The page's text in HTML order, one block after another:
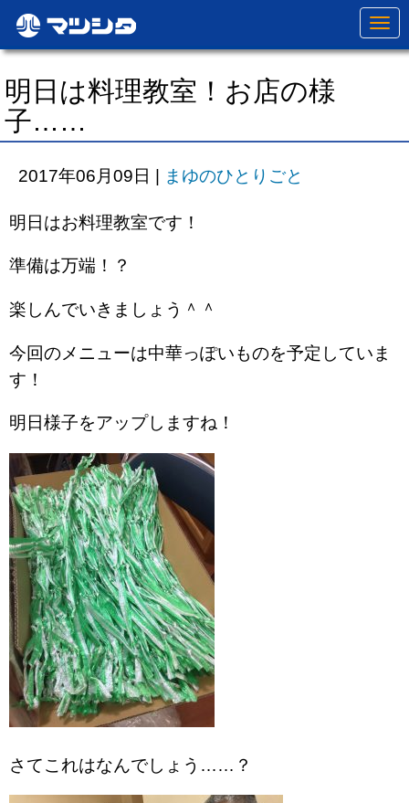
N
a
v
o
明日は料理教室！お店の様
子……
2017年06月09日 | まゆのひとりごと
明日はお料理教室です！
準備は万端！？
楽しんでいきましょう＾＾
今回のメニューは中華っぽいものを予定していま
す！
明日様子をアップしますね！
さてこれはなんでしょう……？